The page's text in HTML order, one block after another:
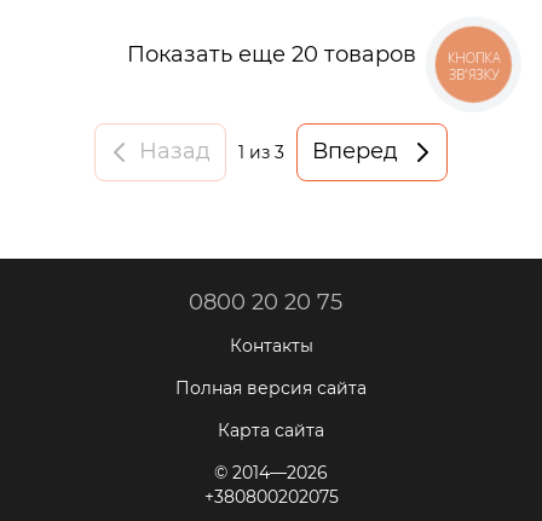
Показать еще 20 товаров
Назад 1 из 3 Вперед
0800 20 20 75
Контакты
Полная версия сайта
Карта сайта
© 2014—2026
+380800202075
КНОПКА
ЗВ'ЯЗКУ